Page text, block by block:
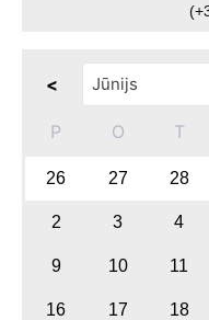
<
P O T
26 27 28
2 3 4
9 10 11
16 17 18